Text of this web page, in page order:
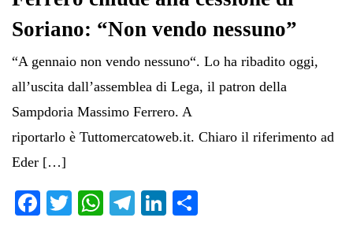
Soriano: “Non vendo nessuno”
“A gennaio non vendo nessuno“. Lo ha ribadito oggi,
all’uscita dall’assemblea di Lega, il patron della
Sampdoria Massimo Ferrero. A
riportarlo è Tuttomercatoweb.it. Chiaro il riferimento ad
Eder […]
Fa T
W
Te
Li